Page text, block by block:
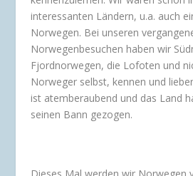
interessanten Ländern, u.a. auch
Norwegen. Bei unseren
Norwegenbesuchen haben wir
Fjordnorwegen, die Lofoten und
Norweger selbst, kennen und
ist atemberaubend und das Land
seinen Bann gezogen.
Dieses Mal werden wir Norwegen